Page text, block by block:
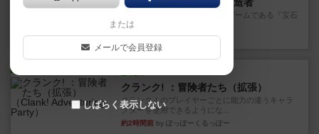
筆者が最も好きな2人用ボードゲームである『宝石
の煌めき デュエル』に、...
約1時間前by 手動人形
クランク! ：冒険者たち（拡張）
クランク！のプレイヤーごとに能力の違うキャラ
クターを使用できるようにな...
約2時間前 by ぽっぽーくるっぽー
または
メールで会員登録
しばらく表示しない